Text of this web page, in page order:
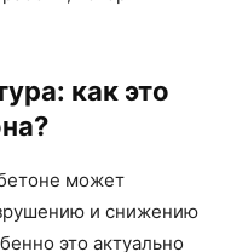
как это
может
и снижению
это актуально